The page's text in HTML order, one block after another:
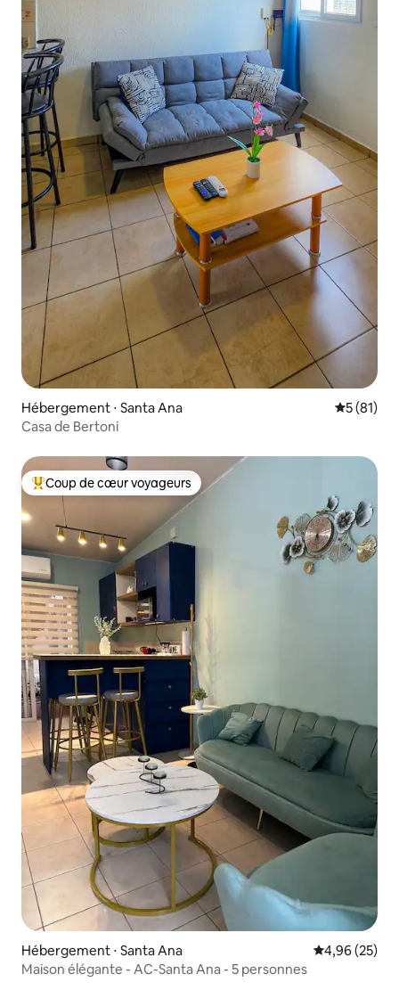
Hébergement ⋅ Santa Ana
5 (81)
Casa de Bertoni
Coups de cœur voyageurs les plus appréciés
Coup de cœur voyageurs
Hébergement ⋅ Santa Ana Évaluation
4,96 (25)
Maison élégante - AC-Santa Ana - 5 personnes